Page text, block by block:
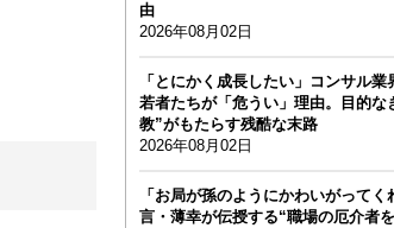
由
2026年08月02日
「とにかく成長したい」コンサル業
若者たちが「危うい」理由。目的な
教”がもたらす残酷な末路
2026年08月02日
「お局が孫のようにかわいがってく
言・薄幸が伝授する“職場の厄介者